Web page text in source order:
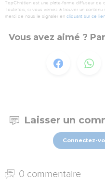
TopChrétien est une plate-forme diffuseur de
Toutefois, si vous veniez à trouver un
merci de nous le signaler en cliquant sur ce lien
Vous avez aimé ?
Laisser un
Connectez-
0 commentaire